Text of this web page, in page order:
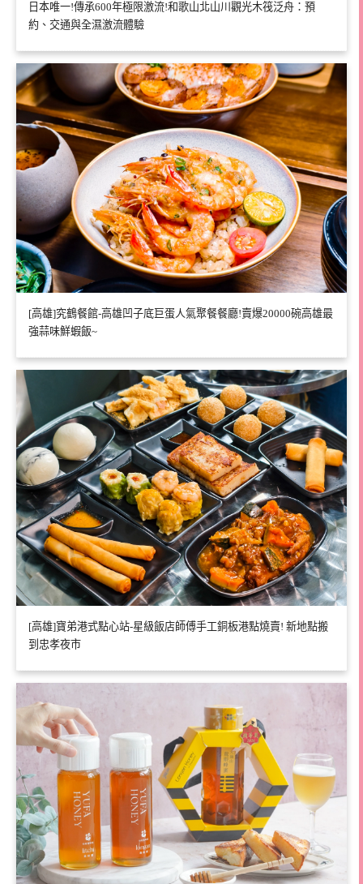
日本唯一!傳承600年極限激流!和歌山北山川觀光木筏泛舟：預
約、交通與全濕激流體驗
[高雄]究鶴餐館-高雄凹子底巨蛋人氣聚餐餐廳!賣爆20000碗高雄最
強蒜味鮮蝦飯~
[高雄]寶弟港式點心站-星級飯店師傅手工銅板港點燒賣! 新地點搬
到忠孝夜市